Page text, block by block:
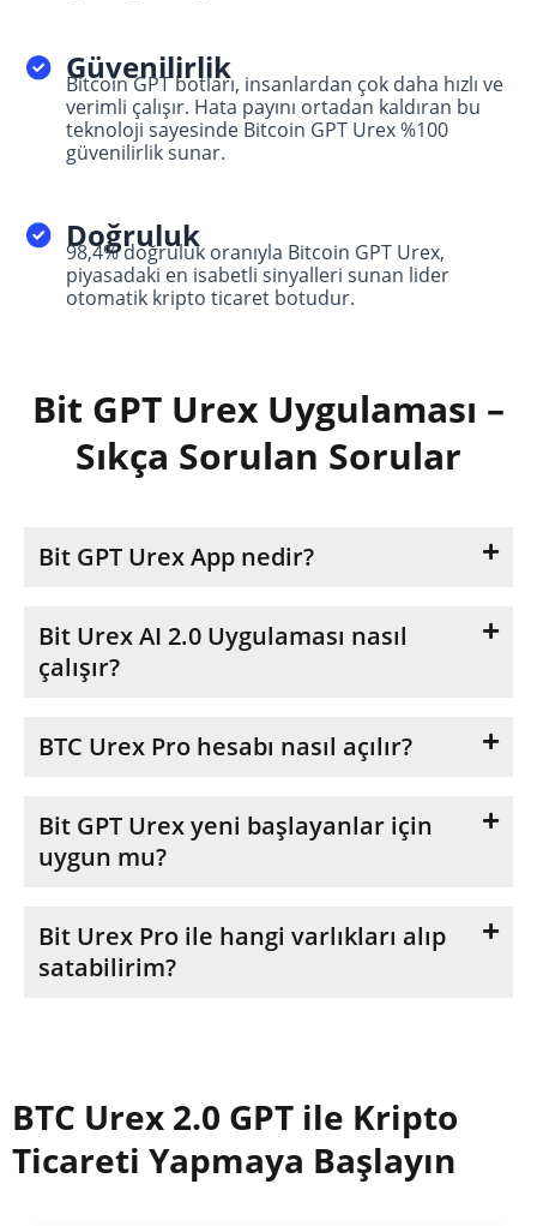
Güvenilirlik
Bitcoin GPT botları, insanlardan çok daha hızlı ve
verimli çalışır. Hata payını ortadan kaldıran bu
teknoloji sayesinde Bitcoin GPT Urex %100
güvenilirlik sunar.
Doğruluk
98,4% doğruluk oranıyla Bitcoin GPT Urex,
piyasadaki en isabetli sinyalleri sunan lider
otomatik kripto ticaret botudur.
Bit GPT Urex Uygulaması –
Sıkça Sorulan Sorular
Bit GPT Urex App nedir?
Bit Urex AI 2.0 Uygulaması nasıl
çalışır?
BTC Urex Pro hesabı nasıl açılır?
Bit GPT Urex yeni başlayanlar için
uygun mu?
Bit Urex Pro ile hangi varlıkları alıp
satabilirim?
BTC Urex 2.0 GPT ile Kripto
Ticareti Yapmaya Başlayın